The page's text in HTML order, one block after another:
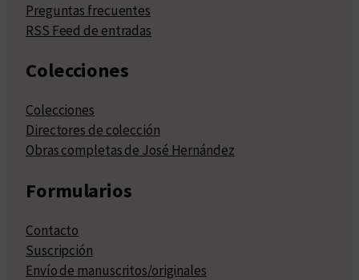
Preguntas frecuentes
RSS Feed de entradas
Colecciones
Colecciones
Directores de colección
Obras completas de José Hernández
Formularios
Contacto
Suscripción
Envío de manuscritos/originales